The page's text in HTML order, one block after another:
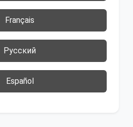
Français
Русский
Español